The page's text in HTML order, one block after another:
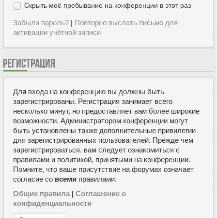
Скрыть моё пребывание на конференции в этот раз
Забыли пароль? | Повторно выслать письмо для
активации учётной записи
РЕГИСТРАЦИЯ
Для входа на конференцию вы должны быть
зарегистрированы. Регистрация занимает всего
несколько минут, но предоставляет вам более широкие
возможности. Администратором конференции могут
быть установлены также дополнительные привилегии
для зарегистрированных пользователей. Прежде чем
зарегистрироваться, вам следует ознакомиться с
правилами и политикой, принятыми на конференции.
Помните, что ваше присутствие на форумах означает
согласие со всеми правилами.
Общие правила | Соглашение о
конфиденциальности